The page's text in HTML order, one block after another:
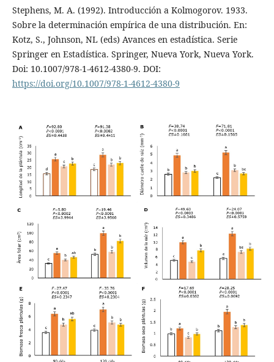
Stephens, M. A. (1992). Introducción a Kolmogorov. 1933.
Sobre la determinación empírica de una distribución. En:
Kotz, S., Johnson, NL (eds) Avances en estadística. Serie
Springer en Estadística. Springer, Nueva York, Nueva York.
Doi: 10.1007/978-1-4612-4380-9. DOI:
https://doi.org/10.1007/978-1-4612-4380-9